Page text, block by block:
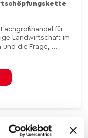
Fachgroßhandel für
Landwirtschaft im
und die Frage, ...